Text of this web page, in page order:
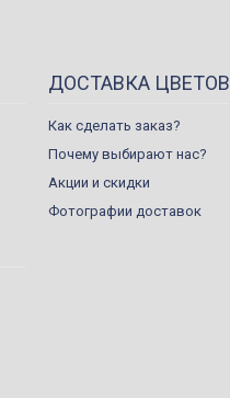
ДОСТАВКА ЦВЕТОВ
Как сделать заказ?
Почему выбирают нас?
Акции и скидки
Фотографии доставок